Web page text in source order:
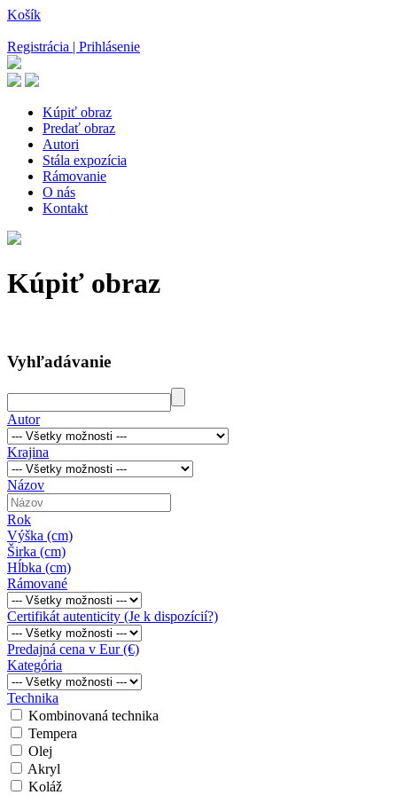
Košík
Registrácia | Prihlásenie
Kúpiť obraz
Predať obraz
Autori
Stála expozícia
Rámovanie
O nás
Kontakt
Kúpiť obraz
Vyhľadávanie
Autor
Krajina
Názov
Rok
Výška (cm)
Širka (cm)
Hĺbka (cm)
Rámované
Certifikát autenticity (Je k dispozícií?)
Predajná cena v Eur (€)
Kategória
Technika
Kombinovaná technika
Tempera
Olej
Akryl
Koláž